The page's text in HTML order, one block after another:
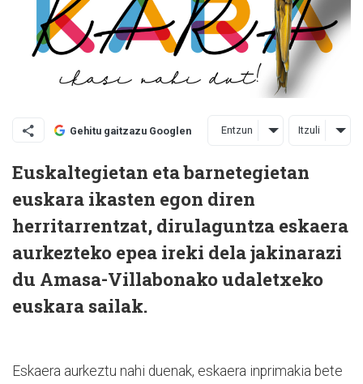
Gehitu gaitzazu Googlen Entzun Itzuli
Euskaltegietan eta barnetegietan
euskara ikasten egon diren
herritarrentzat, dirulaguntza eskaera
aurkezteko epea ireki dela jakinarazi
du Amasa-Villabonako udaletxeko
euskara sailak.
Eskaera aurkeztu nahi duenak, eskaera inprimakia bete